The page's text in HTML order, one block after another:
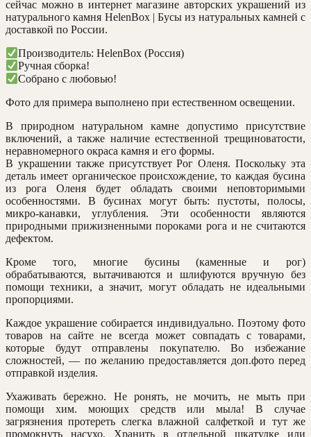
сейчас можно в интернет магазине авторских украшений из
натурального камня HelenBox | Бусы из натуральных камней с
доставкой по России.
Производитель: HelenBox (Россия)
Ручная сборка!
Собрано с любовью!
Фото для примера выполнено при естественном освещении.
В природном натуральном камне допустимо присутствие
включений, а также наличие естественной трещиноватости,
неравномерного окраса камня и его формы.
В украшении также присутствует Рог Оленя. Поскольку эта
деталь имеет органическое происхождение, то каждая бусина
из рога Оленя будет обладать своими неповторимыми
особенностями. В бусинах могут быть: пустоты, полосы,
микро-канавки, углубления. Эти особенности являются
природными прижизненными пороками рога и не считаются
дефектом.
Кроме того, многие бусины (каменные и рог)
обрабатываются, вытачиваются и шлифуются вручную без
помощи техники, а значит, могут обладать не идеальными
пропорциями.
Каждое украшение собирается индивидуально. Поэтому фото
товаров на сайте не всегда может совпадать с товарами,
которые будут отправлены покупателю. Во избежание
сложностей, — по желанию предоставляется доп.фото перед
отправкой изделия.
Ухаживать бережно. Не ронять, не мочить, не мыть при
помощи хим. моющих средств или мыла! В случае
загрязнения протереть слегка влажной салфеткой и тут же
промокнуть насухо. Хранить в отдельной шкатулке или